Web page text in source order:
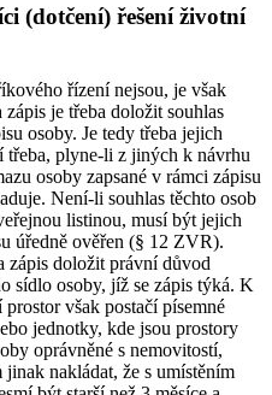
(dotčení) řešení životní
řízení nejsou, je však
je třeba doložit souhlas
osoby. Je tedy třeba jejich
třeba, plyne-li z jiných k návrhu
osoby zapsané v rámci zápisu
Není-li souhlas těchto osob
listinou, musí být jejich
úředně ověřen (§ 12 ZVR).
zápis doložit právní důvod
sídlo osoby, jíž se zápis týká. K
však postačí písemné
jednotky, kde jsou prostory
oprávněné s nemovitostí,
nakládat, že s umístěním